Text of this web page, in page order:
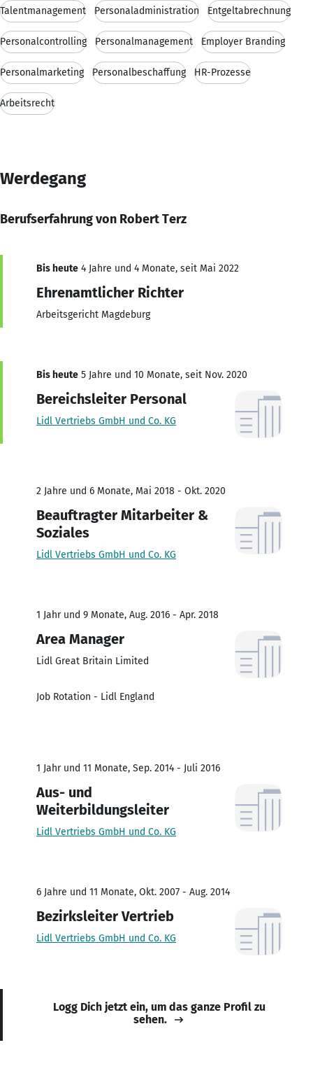
Talentmanagement Personaladministration Entgeltabrechnung
Personalcontrolling Personalmanagement Employer Branding
Personalmarketing Personalbeschaffung HR-Prozesse
Arbeitsrecht
Werdegang
Berufserfahrung von Robert Terz
Bis heute 4 Jahre und 4 Monate, seit Mai 2022
Ehrenamtlicher Richter
Arbeitsgericht Magdeburg
Bis heute 5 Jahre und 10 Monate, seit Nov. 2020
Bereichsleiter Personal
Lidl Vertriebs GmbH und Co. KG
2 Jahre und 6 Monate, Mai 2018 - Okt. 2020
Beauftragter Mitarbeiter &
Soziales
Lidl Vertriebs GmbH und Co. KG
1 Jahr und 9 Monate, Aug. 2016 - Apr. 2018
Area Manager
Lidl Great Britain Limited
Job Rotation - Lidl England
1 Jahr und 11 Monate, Sep. 2014 - Juli 2016
Aus- und
Weiterbildungsleiter
Lidl Vertriebs GmbH und Co. KG
6 Jahre und 11 Monate, Okt. 2007 - Aug. 2014
Bezirksleiter Vertrieb
Lidl Vertriebs GmbH und Co. KG
Logg Dich jetzt ein, um das ganze Profil zu
sehen.